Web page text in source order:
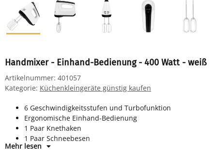
Handmixer - Einhand-Bedienung - 400 Watt - weiß
Artikelnummer: 401057
Kategorie: Küchenkleingeräte günstig kaufen
6 Geschwindigkeitsstufen und Turbofunktion
Ergonomische Einhand-Bedienung
1 Paar Knethaken
1 Paar Schneebesen
Auswurf über Taste
Mehr lesen